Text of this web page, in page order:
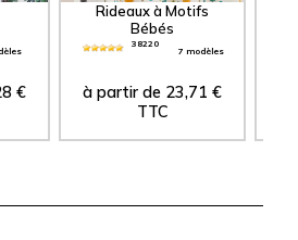
€
Rideaux à Motifs
Bébés
38220
7 modèles
à partir de 23,71€
TTC